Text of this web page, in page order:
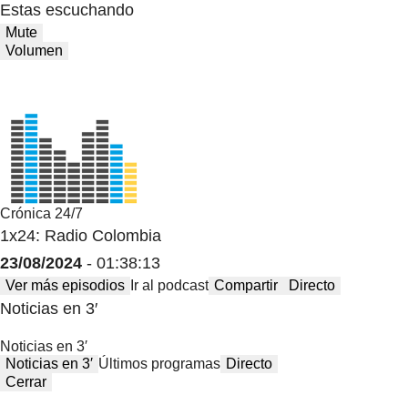
Estas escuchando
Mute
Volumen
Crónica 24/7
1x24: Radio Colombia
23/08/2024 - 01:38:13
Ver más episodios Ir al podcast Compartir Directo
Noticias en 3′
Noticias en 3′
Noticias en 3′ Últimos programas Directo
Cerrar